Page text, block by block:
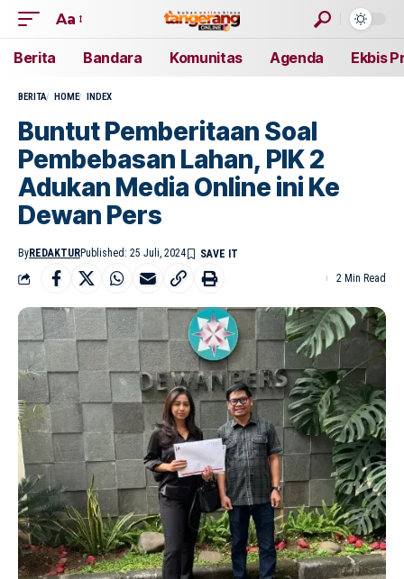
Aa
Berita Bandara Komunitas Agenda Ekbis
BERITA HOME INDEX
Buntut Pemberitaan Soal
Pembebasan Lahan, PIK 2
Adukan Media Online ini Ke
Dewan Pers
ByREDAKTURPublished: 25 Juli, 2024
2 Min Read